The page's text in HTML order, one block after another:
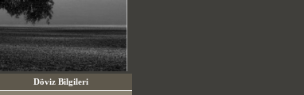
Döviz Bilgileri